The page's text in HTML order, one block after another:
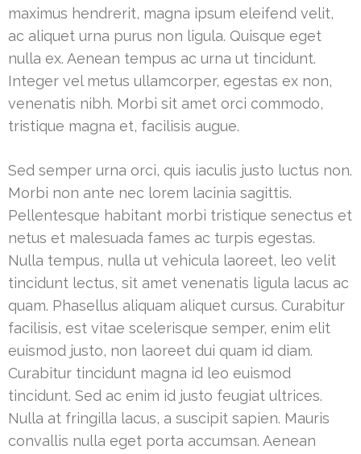
maximus hendrerit, magna ipsum eleifend velit,
ac aliquet urna purus non ligula. Quisque eget
nulla ex. Aenean tempus ac urna ut tincidunt.
Integer vel metus ullamcorper, egestas ex non,
venenatis nibh. Morbi sit amet orci commodo,
tristique magna et, facilisis augue.
Sed semper urna orci, quis iaculis justo luctus non.
Morbi non ante nec lorem lacinia sagittis.
Pellentesque habitant morbi tristique senectus et
netus et malesuada fames ac turpis egestas.
Nulla tempus, nulla ut vehicula laoreet, leo velit
tincidunt lectus, sit amet venenatis ligula lacus ac
quam. Phasellus aliquam aliquet cursus. Curabitur
facilisis, est vitae scelerisque semper, enim elit
euismod justo, non laoreet dui quam id diam.
Curabitur tincidunt magna id leo euismod
tincidunt. Sed ac enim id justo feugiat ultrices.
Nulla at fringilla lacus, a suscipit sapien. Mauris
convallis nulla eget porta accumsan. Aenean